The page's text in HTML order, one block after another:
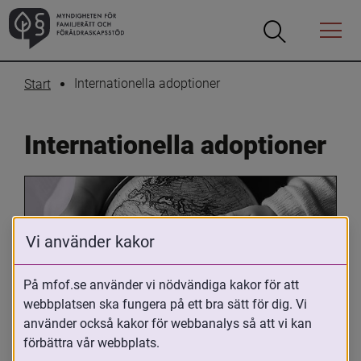
Öppna
Öppna
Menyn
Start Internationella adoptioner
Internationella adoptioner
Oavsett om du är adopterad,
adoptivförälder eller arbetar med
Vi använder kakor
På mfof.se använder vi nödvändiga kakor för att
webbplatsen ska fungera på ett bra sätt för dig. Vi
använder också kakor för webbanalys så att vi kan
förbättra vår webbplats.